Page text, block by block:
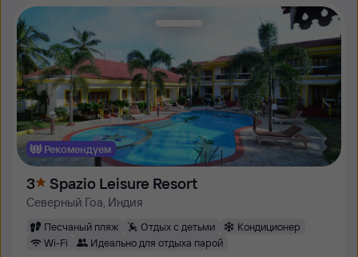
Рекомендуем
3 Spazio Leisure Resort
Северный Гоа, Индия
Песчаный пляж Отдых с детьми
Кондиционер
Wi-Fi
Идеально для отдыха парой